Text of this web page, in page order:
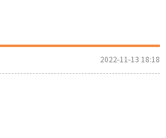
2022-11-13 18:18